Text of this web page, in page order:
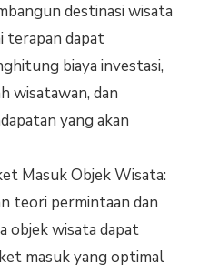
destinasi wisata
terapan dapat
biaya investasi,
wisatawan, dan
yang akan
Masuk Objek Wisata:
teori permintaan dan
objek wisata dapat
masuk yang optimal